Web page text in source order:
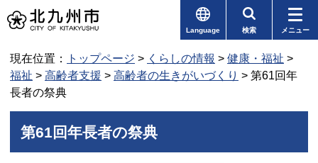
Language 検索 メニュー
現在位置： トップページ > くらしの情報 > 健康・福祉 >
福祉 > 高齢者支援 > 高齢者の生きがいづくり > 第61回年
長者の祭典
第61回年長者の祭典